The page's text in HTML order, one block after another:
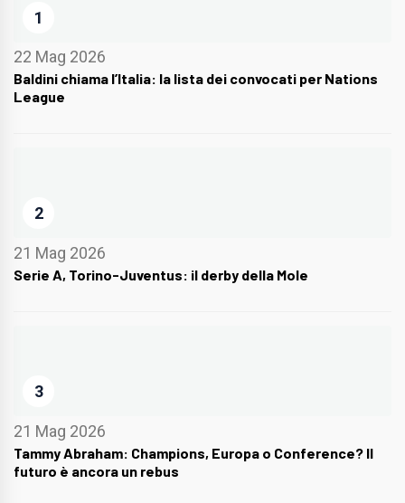
1
22 Mag 2026
Baldini chiama l’Italia: la lista dei convocati per Nations
League
2
21 Mag 2026
Serie A, Torino-Juventus: il derby della Mole
3
21 Mag 2026
Tammy Abraham: Champions, Europa o Conference? Il
futuro è ancora un rebus